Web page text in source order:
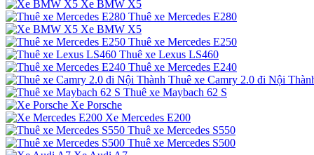
Xe BMW X5
Thuê xe Mercedes E280
Xe BMW X5
Thuê xe Mercedes E250
Thuê xe Lexus LS460
Thuê xe Mercedes E240
Thuê xe Camry 2.0 đi Nội
Thuê xe Maybach 62 S
Xe Porsche
Xe Mercedes E200
Thuê xe Mercedes S550
Thuê xe Mercedes S500